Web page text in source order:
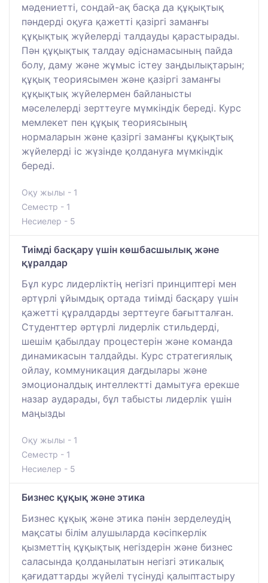
мәдениетті, сондай-ақ басқа да құқықтық
пәндерді оқуға қажетті қазіргі заманғы
құқықтық жүйелерді талдауды қарастырады.
Пән құқықтық талдау әдіснамасының пайда
болу, даму және жұмыс істеу заңдылықтарын;
құқық теориясымен және қазіргі заманғы
құқықтық жүйелермен байланысты
мәселелерді зерттеуге мүмкіндік береді. Курс
мемлекет пен құқық теориясының
нормаларын және қазіргі заманғы құқықтық
жүйелерді іс жүзінде қолдануға мүмкіндік
береді.
Оқу жылы - 1
Семестр - 1
Несиелер - 5
Тиімді басқару үшін көшбасшылық және
құралдар
Бұл курс лидерліктің негізгі принциптері мен
әртүрлі ұйымдық ортада тиімді басқару үшін
қажетті құралдарды зерттеуге бағытталған.
Студенттер әртүрлі лидерлік стильдерді,
шешім қабылдау процестерін және команда
динамикасын талдайды. Курс стратегиялық
ойлау, коммуникация дағдылары және
эмоционалдық интеллектті дамытуға ерекше
назар аударады, бұл табысты лидерлік үшін
маңызды
Оқу жылы - 1
Семестр - 1
Несиелер - 5
Бизнес құқық және этика
Бизнес құқық және этика пәнін зерделеудің
мақсаты білім алушыларда кәсіпкерлік
қызметтің құқықтық негіздерін және бизнес
саласында қолданылатын негізгі этикалық
қағидаттарды жүйелі түсінуді қалыптастыру